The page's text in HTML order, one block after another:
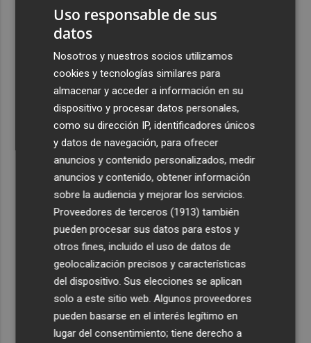
Últimas Noticias
El cubano Papillo triunfa en el certamen del Trovo
Pascual García-Mateos de La Unión
El cantaor Rafa del Calli emociona y se lleva el trofeo
más emblemático del flamenco, la Lámpara Minera del
Cante de las Minas
El Castell de l'Olla de Altea 2026, en imágenes
El Villarreal pone el broche de oro a la pretemporada
con una victoria contra el Galatasaray
Kiat Lim preside por primera vez un partido en Mestalla
Uso responsable de sus
datos
Nosotros y nuestros socios utilizamos
cookies y tecnologías similares para
almacenar y acceder a información en su
dispositivo y procesar datos personales,
como su dirección IP, identificadores únicos
y datos de navegación, para ofrecer
anuncios y contenido personalizados, medir
anuncios y contenido, obtener información
sobre la audiencia y mejorar los servicios.
Proveedores de terceros (1913) también
pueden procesar sus datos para estos y
otros fines, incluido el uso de datos de
geolocalización precisos y características
del dispositivo. Sus elecciones se aplican
solo a este sitio web. Algunos proveedores
pueden basarse en el interés legítimo en
lugar del consentimiento; tiene derecho a